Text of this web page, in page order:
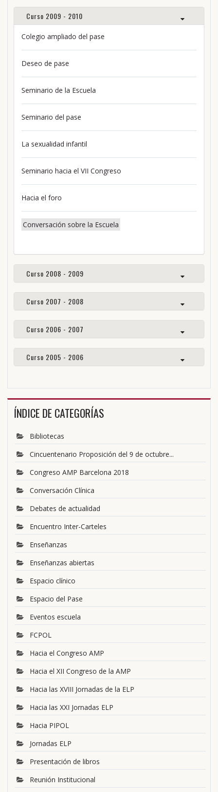
Curso 2009 - 2010
Colegio ampliado del pase
Deseo de pase
Seminario de la Escuela
Seminario del pase
La sexualidad infantil
Seminario hacia el VII Congreso
Hacia el foro
Conversación sobre la Escuela
Curso 2008 - 2009
Curso 2007 - 2008
Curso 2006 - 2007
Curso 2005 - 2006
ÍNDICE DE CATEGORÍAS
Bibliotecas
Cincuentenario Proposición del 9 de octubre...
Congreso AMP Barcelona 2018
Conversación Clínica
Debates de actualidad
Encuentro Inter-Carteles
Enseñanzas
Enseñanzas abiertas
Espacio clínico
Espacio del Pase
Eventos escuela
FCPOL
Hacia el Congreso AMP
Hacia el XII Congreso de la AMP
Hacia las XVIII Jornadas de la ELP
Hacia las XXI Jornadas ELP
Hacia PIPOL
Jornadas ELP
Presentación de libros
Reunión Institucional